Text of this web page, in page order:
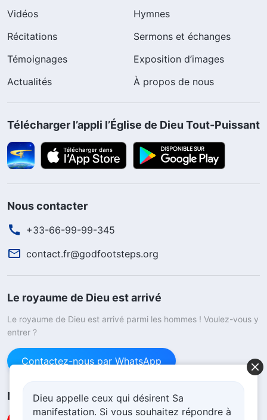
Vidéos
Hymnes
Récitations
Sermons et échanges
Témoignages
Exposition d’images
Actualités
À propos de nous
Télécharger l’appli l’Église de Dieu Tout-Puissant
Nous contacter
+33-66-99-99-345
contact.fr@godfootsteps.org
Le royaume de Dieu est arrivé
Le royaume de Dieu est arrivé parmi les hommes ! Voulez-vous y
entrer ?
Contactez-nous par WhatsApp
Nous suivre
Dieu appelle ceux qui désirent Sa
manifestation. Si vous souhaitez répondre à